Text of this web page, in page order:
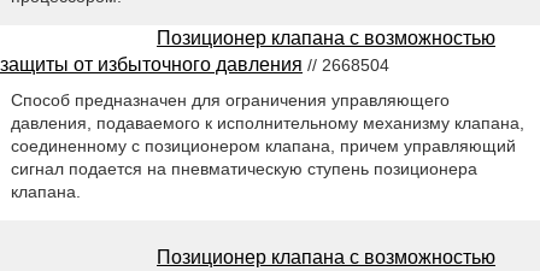
Позиционер клапана с возможностью
защиты от избыточного давления // 2668504
Способ предназначен для ограничения управляющего
давления, подаваемого к исполнительному механизму клапана,
соединенному с позиционером клапана, причем управляющий
сигнал подается на пневматическую ступень позиционера
клапана.
Позиционер клапана с возможностью